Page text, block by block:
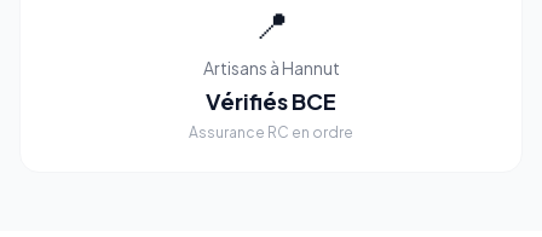
📍
Artisans à Hannut
Vérifiés BCE
Assurance RC en ordre